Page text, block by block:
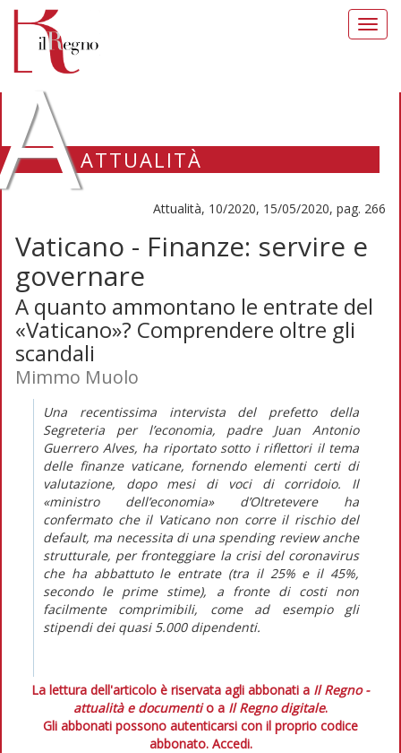
ATTUALITÀ
Attualità, 10/2020, 15/05/2020, pag. 266
Vaticano - Finanze: servire e
governare
A quanto ammontano le entrate del
«Vaticano»? Comprendere oltre gli
scandali
Mimmo Muolo
Una recentissima intervista del prefetto della
Segreteria per l’economia, padre Juan Antonio
Guerrero Alves, ha riportato sotto i riflettori il tema
delle finanze vaticane, fornendo elementi certi di
valutazione, dopo mesi di voci di corridoio. Il
«ministro dell’economia» d’Oltretevere ha
confermato che il Vaticano non corre il rischio del
default, ma necessita di una spending review anche
strutturale, per fronteggiare la crisi del coronavirus
che ha abbattuto le entrate (tra il 25% e il 45%,
secondo le prime stime), a fronte di costi non
facilmente comprimibili, come ad esempio gli
stipendi dei quasi 5.000 dipendenti.
La lettura dell'articolo è riservata agli abbonati a Il Regno -
attualità e documentio a Il Regno digitale.
Gli abbonati possono autenticarsi con il proprio codice
abbonato. Accedi.